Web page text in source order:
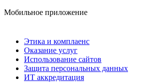
Мобильное приложение
Этика и комплаенс
Оказание услуг
Использование сайтов
Защита персональных данных
ИТ аккредитация